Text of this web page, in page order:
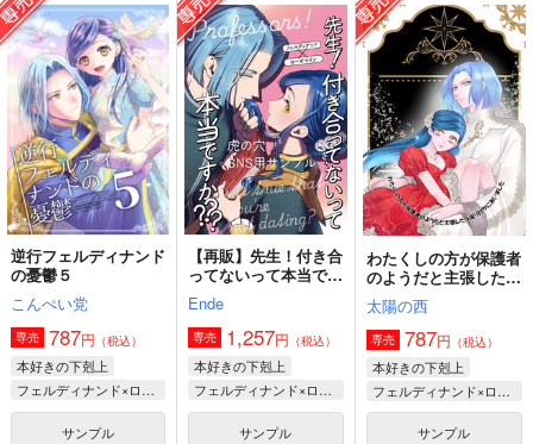
フェルディナンド×ローゼマイン
サンプル
作品詳細
787円（税込）
フェルディナンド×ローゼマイン
サンプル
作品詳細
1,320円（税込）
フェルディナンド×ローゼマイン
サンプル
作品詳細
逆行フェルディナンド
の憂鬱５
こんぺい党
専売 787円 （税込）
本好きの下剋上
フェルディナンド×ローゼマイン
サンプル
【再販】先生！付き合
ってないって本当です
か？
Ende
専売 1,257円 （税込）
本好きの下剋上
フェルディナンド×ローゼマイン
サンプル
わたくしの方が保護者
のようだと主張したら
返り討ちにあいました
太陽の西
専売 787円 （税込）
本好きの下剋上
フェルディナンド×ローゼマイン
サンプル